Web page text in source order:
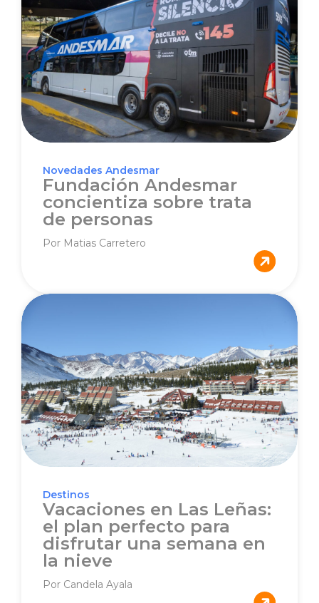
Novedades Andesmar
Fundación Andesmar
concientiza sobre trata
de personas
Por Matias Carretero
Destinos
Vacaciones en Las Leñas:
el plan perfecto para
disfrutar una semana en
la nieve
Por Candela Ayala